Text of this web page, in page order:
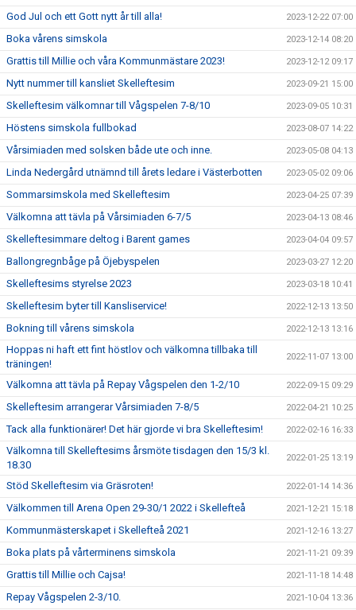
God Jul och ett Gott nytt år till alla! 2023-12-22 07:00
Boka vårens simskola 2023-12-14 08:20
Grattis till Millie och våra Kommunmästare 2023! 2023-12-12 09:17
Nytt nummer till kansliet Skelleftesim 2023-09-21 15:00
Skelleftesim välkomnar till Vågspelen 7-8/10 2023-09-05 10:31
Höstens simskola fullbokad 2023-08-07 14:22
Vårsimiaden med solsken både ute och inne. 2023-05-08 04:13
Linda Nedergård utnämnd till årets ledare i Västerbotten 2023-05-02 09:06
Sommarsimskola med Skelleftesim 2023-04-25 07:39
Välkomna att tävla på Vårsimiaden 6-7/5 2023-04-13 08:46
Skelleftesimmare deltog i Barent games 2023-04-04 09:57
Ballongregnbåge på Öjebyspelen 2023-03-27 12:20
Skelleftesims styrelse 2023 2023-03-18 10:41
Skelleftesim byter till Kansliservice! 2022-12-13 13:50
Bokning till vårens simskola 2022-12-13 13:16
Hoppas ni haft ett fint höstlov och välkomna tillbaka till
träningen!
2022-11-07 13:00
Välkomna att tävla på Repay Vågspelen den 1-2/10 2022-09-15 09:29
Skelleftesim arrangerar Vårsimiaden 7-8/5 2022-04-21 10:25
Tack alla funktionärer! Det här gjorde vi bra Skelleftesim! 2022-02-16 16:33
Välkomna till Skelleftesims årsmöte tisdagen den 15/3 kl.
18.30
2022-01-25 13:19
Stöd Skelleftesim via Gräsroten! 2022-01-14 14:36
Välkommen till Arena Open 29-30/1 2022 i Skellefteå 2021-12-21 15:18
Kommunmästerskapet i Skellefteå 2021 2021-12-16 13:27
Boka plats på vårterminens simskola 2021-11-21 09:39
Grattis till Millie och Cajsa! 2021-11-18 14:48
Repay Vågspelen 2-3/10. 2021-10-04 13:36